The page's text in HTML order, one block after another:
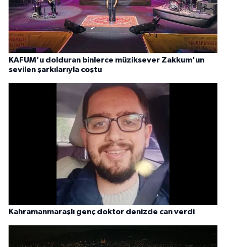
KAFUM'u dolduran binlerce müziksever Zakkum'un
sevilen şarkılarıyla coştu
Kahramanmaraşlı genç doktor denizde can verdi